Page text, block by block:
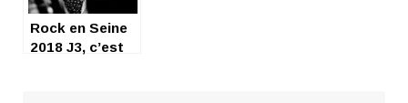
Rock en Seine
2018 J3, c’est